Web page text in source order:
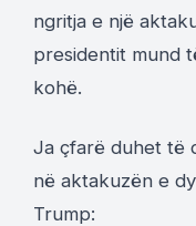
ngritja e një
presidentit mund
kohë.
Ja çfarë duhet të
në aktakuzën e
Trump: